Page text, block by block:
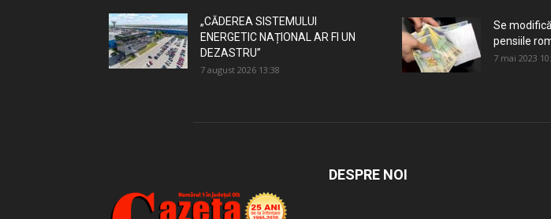
„CĂDEREA SISTEMULUI
ENERGETIC NAȚIONAL AR FI UN
DEZASTRU”
7 august 2026 13:38
Se
pensiile
7 mai 2023
DESPRE NOI